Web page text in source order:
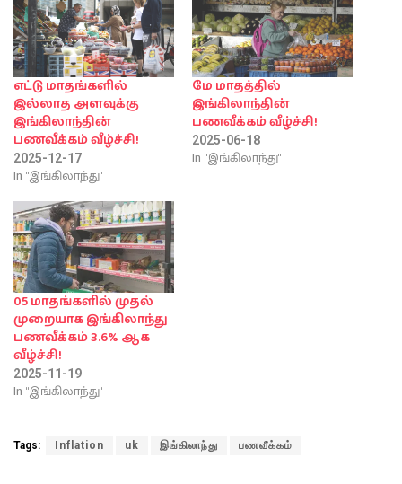
எட்டு மாதங்களில்
இல்லாத அளவுக்கு
இங்கிலாந்தின்
பணவீக்கம் வீழ்ச்சி!
2025-12-17
In "இங்கிலாந்து"
மே மாதத்தில்
இங்கிலாந்தின்
பணவீக்கம் வீழ்ச்சி!
2025-06-18
In "இங்கிலாந்து"
05 மாதங்களில் முதல்
முறையாக இங்கிலாந்து
பணவீக்கம் 3.6% ஆக
வீழ்ச்சி!
2025-11-19
In "இங்கிலாந்து"
Tags: Inflation uk இங்கிலாந்து பணவீக்கம்